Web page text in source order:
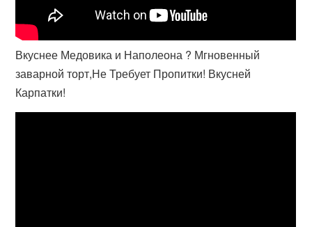
Вкуснее Медовика и Наполеона ? Мгновенный
заварной торт,Не Требует Пропитки! Вкусней
Карпатки!